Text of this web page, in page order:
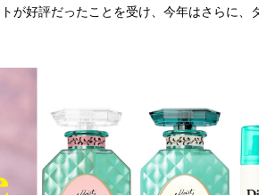
が好評だったことを受け、今年はさらに、